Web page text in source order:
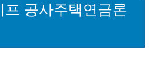
프 공사주택연금론